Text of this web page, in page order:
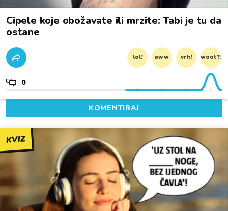
Cipele koje obožavate ili mrzite: Tabi je tu da
ostane
lol! aww vrh! woot?!
0
KOMENTIRAJ
KVIZ